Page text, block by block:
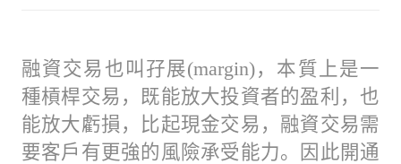
融資交易也叫孖展(margin)，本質上是一
種槓桿交易，既能放大投資者的盈利，也
能放大虧損，比起現金交易，融資交易需
要客戶有更強的風險承受能力。因此開通